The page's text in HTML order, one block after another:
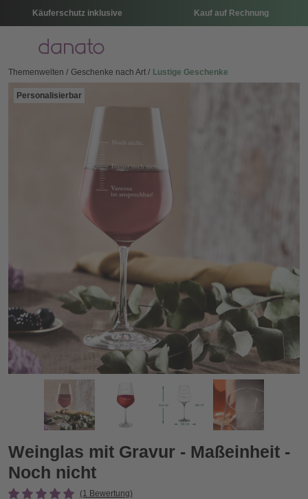
Käuferschutz inklusive Kauf auf Rechnung
Menü
Themenwelten Geschenke nach Art Lustige Geschenke
Personalisierbar
Weinglas mit Gravur - Maßeinheit - Noch nicht
Zurück
Weinglas mit Gravur - Maßeinheit -
Noch nicht
(1 Bewertung)